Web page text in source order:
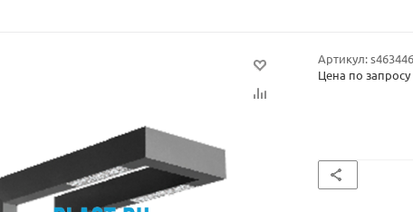
Артикул:s463446
Цена по запросу